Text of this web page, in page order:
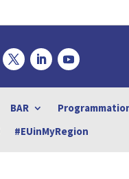
BAR
#EUinMyRegion